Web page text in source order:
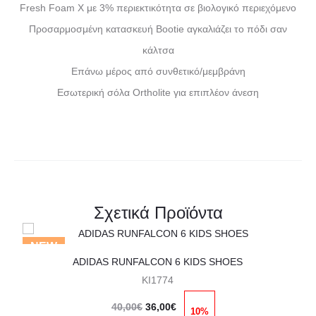
Fresh Foam X με 3% περιεκτικότητα σε βιολογικό περιεχόμενο
Προσαρμοσμένη κατασκευή Bootie αγκαλιάζει το πόδι σαν
κάλτσα
Επάνω μέρος από συνθετικό/μεμβράνη
Εσωτερική σόλα Ortholite για επιπλέον άνεση
Σχετικά Προϊόντα
NEW
ADIDAS RUNFALCON 6 KIDS SHOES
KI1774
40,00€ 36,00€ 10%